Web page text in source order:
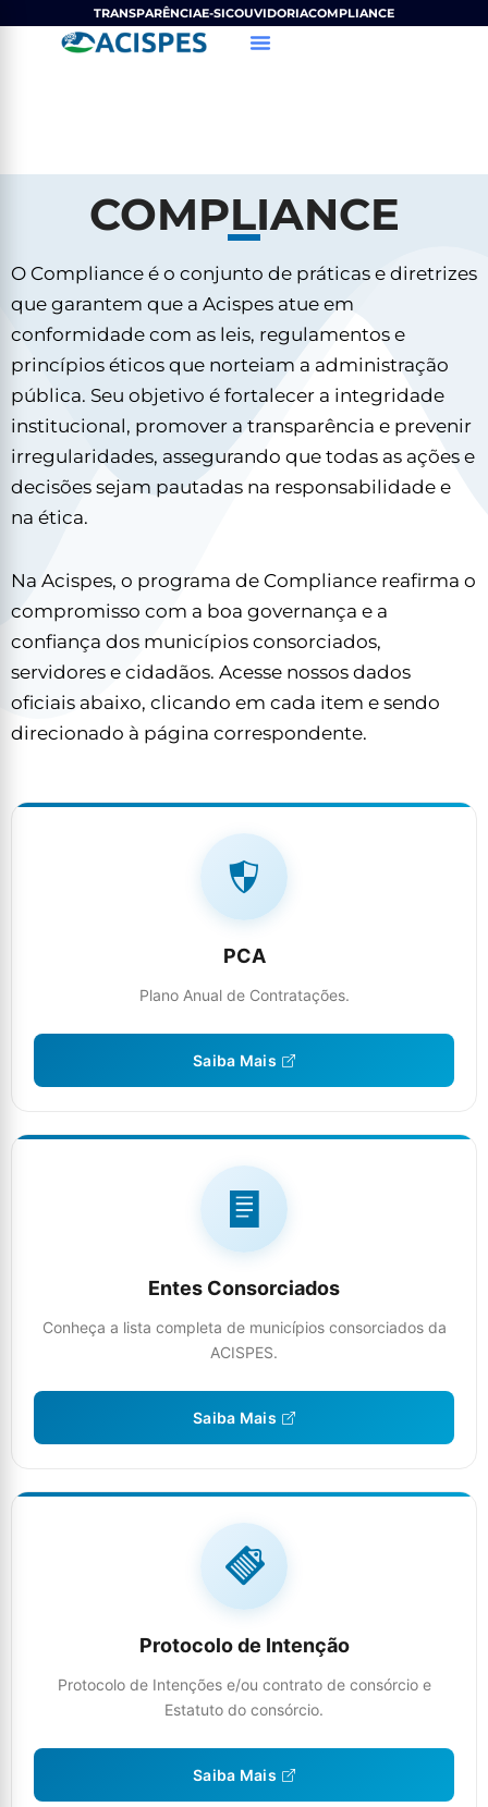
TRANSPARÊNCIAE-SICOUVIDORIACOMPLIANCE
COMPLIANCE
O Compliance é o conjunto de práticas e diretrizes
que garantem que a Acispes atue em
conformidade com as leis, regulamentos e
princípios éticos que norteiam a administração
pública. Seu objetivo é fortalecer a integridade
institucional, promover a transparência e prevenir
irregularidades, assegurando que todas as ações e
decisões sejam pautadas na responsabilidade e
na ética.
Na Acispes, o programa de Compliance reafirma o
compromisso com a boa governança e a
confiança dos municípios consorciados,
servidores e cidadãos. Acesse nossos dados
oficiais abaixo, clicando em cada item e sendo
direcionado à página correspondente.
PCA
Plano Anual de Contratações.
Saiba Mais
Entes Consorciados
Conheça a lista completa de municípios consorciados da
ACISPES.
Saiba Mais
Protocolo de Intenção
Protocolo de Intenções e/ou contrato de consórcio e
Estatuto do consórcio.
Saiba Mais